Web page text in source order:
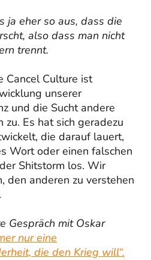
ja eher so aus, dass die
also dass man nicht
trennt.
Cancel Culture ist
unserer
und die Sucht andere
zu. Es hat sich geradezu
die darauf lauert,
Wort oder einen falschen
Shitstorm los. Wir
den anderen zu verstehen
Gespräch mit Oskar
nur eine
die den Krieg will“.